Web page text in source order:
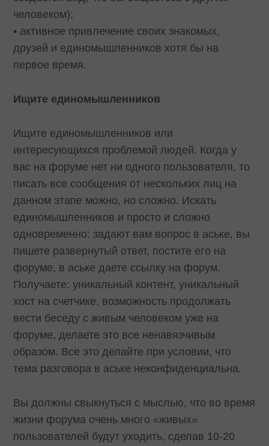
человеком);
• активное привлечение своих знакомых,
друзей и единомышленников хотя бы на
первое время.
Ищите единомышленников
Ищите единомышленников или
интересующихся проблемой людей. Когда у
вас на форуме нет ни одного пользователя, то
писать все сообщения от нескольких лиц на
данном этапе можно, но сложно. Искать
единомышленников и просто и сложно
одновременно: задают вам вопрос в аське, вы
пишете развернутый ответ, постите его на
форуме, в аське даете ссылку на форум.
Получаете: уникальный контент, уникальный
хост на счетчике, возможность продолжать
вести беседу с живым человеком уже на
форуме, делаете это все ненавязчивым
образом. Все это делайте при условии, что
тема разговора в аське неконфиденциальна.
Вы должны свыкнуться с мыслью, что во время
жизни форума очень много «живых»
пользователей будут уходить, сделав 10-20